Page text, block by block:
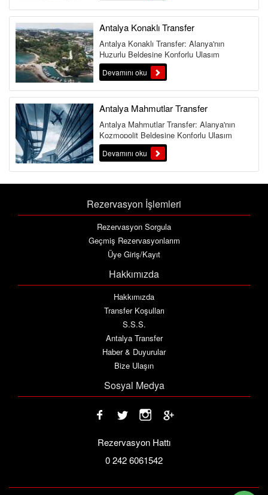
Antalya Konaklı Transfer
Antalya Konaklı Transfer: Alanya'nın
Huzurlu Beldesine Konforlu Ulaşım
Alanya'nın en huzurlu ve aile dostu tat...
Devamını oku
Antalya Mahmutlar Transfer
Antalya Mahmutlar Transfer: Alanya'nın
Kozmopolit Beldesine Konforlu Ulaşım
Alanya'nın en kozmopolit ve canlı ...
Devamını oku
Rezervasyon İşlemleri
Rezervasyon Sorgula
Geçmiş Rezervasyonlarım
Üye Giriş/Kayıt
Hakkımızda
Hakkımızda
Transfer Koşulları
S.S.S.
Antalya Transfer
Haber & Duyurular
Bize Ulaşın
Sosyal Medya
Rezervasyon Hattı
0 242 6061542